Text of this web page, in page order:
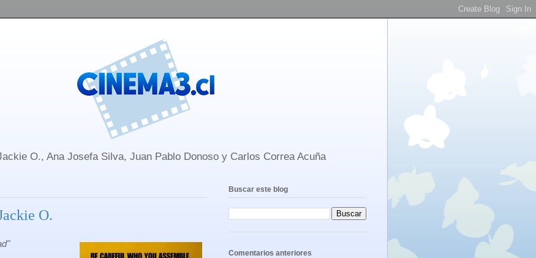
O., Ana Josefa Silva, Juan Pablo Donoso y Carlos Correa Acuña
O.
Buscar este blog
Comentarios anteriores